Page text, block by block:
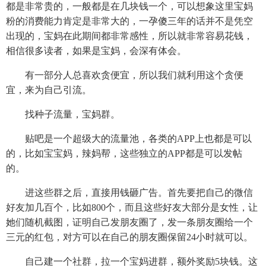
都是非常贵的，一般都是在几块钱一个，可以想象这里宝妈
粉的消费能力肯定是非常大的，一孕傻三年的话并不是凭空
出现的，宝妈在此期间都非常感性，所以就非常容易花钱，
相信很多读者，如果是宝妈，会深有体会。
有一部分人总喜欢贪便宜，所以我们就利用这个贪便
宜，来为自己引流。
找种子流量，宝妈群。
贴吧是一个超级大的流量池，各类的APP上也都是可以
的，比如宝宝妈，辣妈帮，这些独立的APP都是可以发帖
的。
进这些群之后，直接用钱砸广告。首先要把自己的微信
好友加几百个，比如800个，而且这些好友大部分是女性，让
她们随机截图，证明自己发朋友圈了，发一条朋友圈给一个
三元的红包，对方可以在自己的朋友圈保留24小时就可以。
自己建一个社群，拉一个宝妈进群，额外奖励5块钱。这